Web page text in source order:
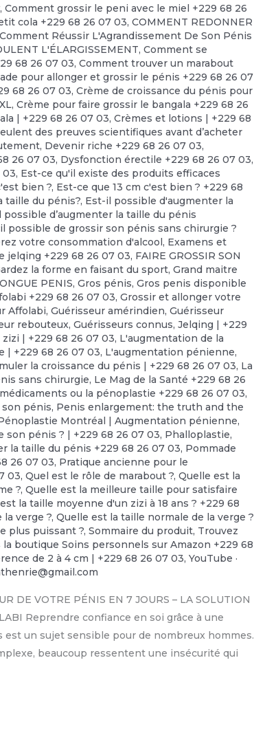
,Comment grossir le peni avec le miel +229 68 26
cola +229 68 26 07 03,COMMENT REDONNER
Comment Réussir L'Agrandissement De Son Pénis
L'ÉLARGISSEMENT,Comment se
68 26 07 03,Comment trouver un marabout
pour allonger et grossir le pénis +229 68 26 07
68 26 07 03,Crème de croissance du pénis pour
,Crème pour faire grossir le bangala +229 68 26
| +229 68 26 07 03,Crèmes et lotions | +229 68
des preuves scientifiques avant d’acheter
, Devenir riche +229 68 26 07 03,
26 07 03, Dysfonction érectile +229 68 26 07 03,
03, Est-ce qu'il existe des produits efficaces
bien ?, Est-ce que 13 cm c'est bien ? +229 68
taille du pénis?, Est-il possible d'augmenter la
possible d’augmenter la taille du pénis
possible de grossir son pénis sans chirurgie ?
votre consommation d'alcool , Examens et
jelqing +229 68 26 07 03, FAIRE GROSSIR SON
la forme en faisant du sport,Grand maitre
PENIS,Gros pénis,Gros penis disponible
+229 68 26 07 03,Grossir et allonger votre
Affolabi,Guérisseur amérindien,Guérisseur
rebouteux,Guérisseurs connus,Jelqing | +229
| +229 68 26 07 03, L'augmentation de la
| +229 68 26 07 03, L'augmentation pénienne,
la croissance du pénis | +229 68 26 07 03, La
sans chirurgie, Le Mag de la Santé +229 68 26
ou la pénoplastie +229 68 26 07 03,
pénis, Penis enlargement: the truth and the
Montréal | Augmentation pénienne,
pénis ? | +229 68 26 07 03, Phalloplastie,
la taille du pénis +229 68 26 07 03, Pommade
26 07 03, Pratique ancienne pour le
03,Quel est le rôle de marabout ?,Quelle est la
?,Quelle est la meilleure taille pour satisfaire
la taille moyenne d'un zizi à 18 ans ? +229 68
la verge ?,Quelle est la taille normale de la verge ?
plus puissant ?,Sommaire du produit, Trouvez
boutique Soins personnels sur Amazon +229 68
de 2 à 4 cm | +229 68 26 07 03,YouTube ·
DE VOTRE PÉNIS EN 7 JOURS – LA SOLUTION
Reprendre confiance en soi grâce à une
un sujet sensible pour de nombreux hommes.
beaucoup ressentent une insécurité qui